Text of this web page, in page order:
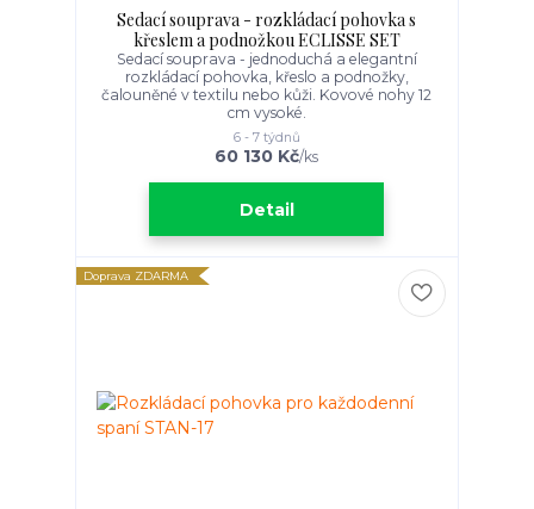
Sedací souprava - rozkládací pohovka s
křeslem a podnožkou ECLISSE SET
Sedací souprava - jednoduchá a elegantní
rozkládací pohovka, křeslo a podnožky,
čalouněné v textilu nebo kůži. Kovové nohy 12
cm vysoké.
60 130 Kč/ks
6 - 7 týdnů
Detail
Doprava ZDARMA